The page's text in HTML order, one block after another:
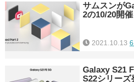
サムスンが
2の10/20開
2021.10.13
Galaxy S21
S22シリーズ